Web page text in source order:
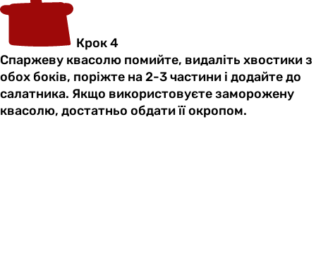
Крок 4
Спаржеву квасолю помийте, видаліть хвостики з
обох боків, поріжте на 2-3 частини і додайте до
салатника. Якщо використовуєте заморожену
квасолю, достатньо обдати її окропом.